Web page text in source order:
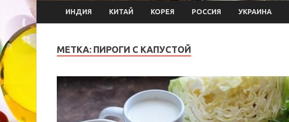
ИНДИЯ КИТАЙ КОРЕЯ РОССИЯ УКРАИНА
МЕТКА: ПИРОГИ С КАПУСТОЙ